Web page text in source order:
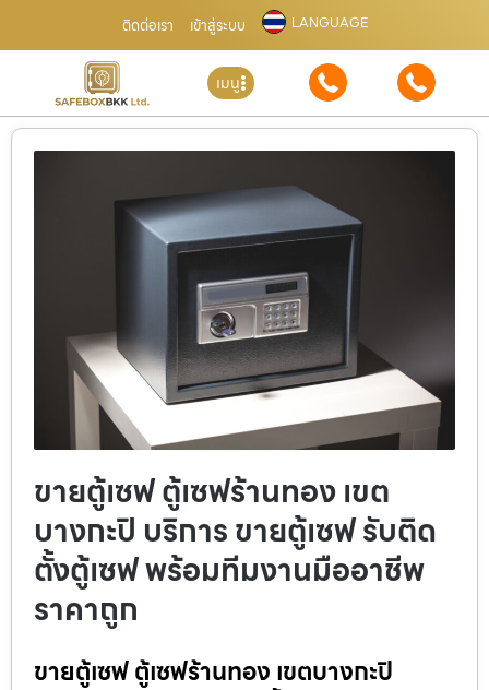
ติดต่อเรา เข้าสู่ระบบ LANGUAGE
เมนู
ขายตู้เซฟ ตู้เซฟร้านทอง เขต
บางกะปิ บริการ ขายตู้เซฟ รับติด
ตั้งตู้เซฟ พร้อมทีมงานมืออาชีพ
ราคาถูก
ขายตู้เซฟ ตู้เซฟร้านทอง เขตบางกะปิ